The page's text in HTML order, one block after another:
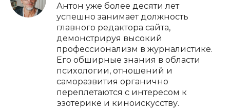
Антон уже более десяти лет
успешно занимает должность
главного редактора сайта,
демонстрируя высокий
профессионализм в журналистике.
Его обширные знания в области
психологии, отношений и
саморазвития органично
переплетаются с интересом к
эзотерике и киноискусству.